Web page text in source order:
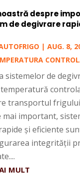
despre
de degivrare
| AUG. 8,
sistemelor de
transportul
mai important,
și eficiente
integrității
MULT